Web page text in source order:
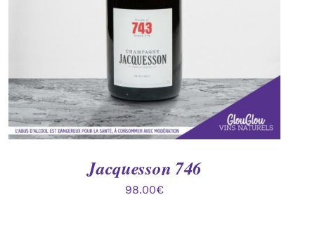
Jacquesson 746
98.00€